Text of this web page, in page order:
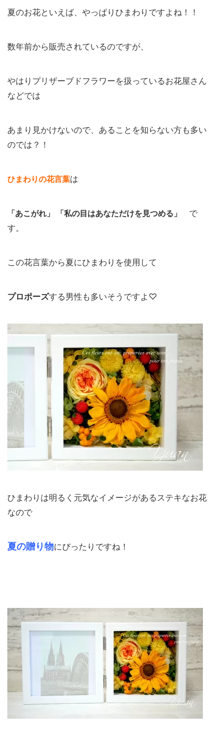
夏のお花といえば、やっぱりひまわりですよね！！
数年前から販売されているのですが、
やはりプリザーブドフラワーを扱っているお花屋さん
などでは
あまり見かけないので、あることを知らない方も多い
のでは？！
ひまわりの花言葉は
「あこがれ」 「私の目はあなただけを見つめる」 で
す。
この花言葉から夏にひまわりを使用して
プロポーズする男性も多いそうですよ♡
ひまわりは明るく元気なイメージがあるステキなお花
なので
夏の贈り物にぴったりですね！